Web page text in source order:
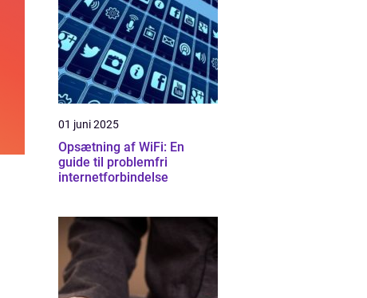
01 juni 2025
Opsætning af WiFi: En
guide til problemfri
internetforbindelse